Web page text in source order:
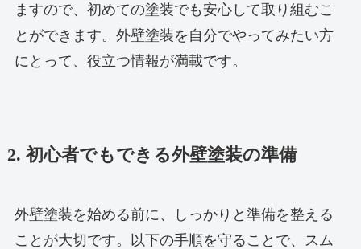
ますので、初めての塗装でも安心して取り組むこ
とができます。外壁塗装を自分でやってみたい方
にとって、役立つ情報が満載です。
2. 初心者でもできる外壁塗装の準備
外壁塗装を始める前に、しっかりと準備を整える
ことが大切です。以下の手順を守ることで、スム